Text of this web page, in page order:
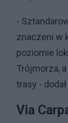
-
znaczeni w
poziomie
Trójmorza,
trasy -
Via